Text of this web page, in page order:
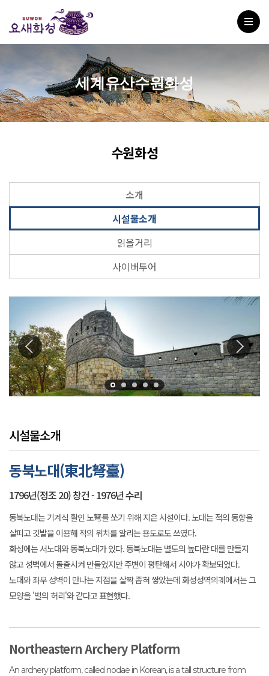
세계유산수원화성
수원화성
소개
시설물소개
읽을거리
사이버투어
시설물소개
동북노대(東北弩臺)
1796년(정조 20) 창건 - 1976년 수리
동북노대는 기계식 활인 노弩를 쏘기 위해 지은 시설이다. 노대는 적의 동향을
살피고 깃발을 이용해 적의 위치를 알리는 용도로도 쓰였다.
화성에는 서노대와 동북노대가 있다. 동북노대는 별도의 높다란 대를 만들지
않고 성벽에서 돌출시켜 만들었지만 주변이 평탄해서 시야가 확보되었다.
노대와 좌우 성벽이 만나는 지점을 살짝 좁혀 쌓았는데 화성성역의궤에서는 그
모양을 '벌의 허리'와 같다고 표현했다.
Northeastern Archery Platform
An archery platform, called nodae in Korean, is a tall structure from